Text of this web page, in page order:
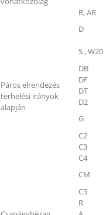
R, AR
D
S , W20
Páros elrendezés
terhelési irányok
alapján
DB
DF
DT
D2
G
C2
C3
C4
CM
C5
R